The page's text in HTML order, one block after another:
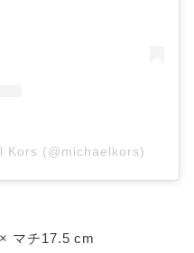
Kors (@michaelkors)
マチ17.5 cm